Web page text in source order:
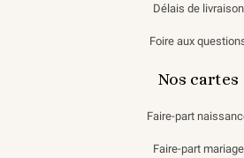
Délais de livraison
Foire aux
Nos cartes
Faire-part
Faire-part mariage